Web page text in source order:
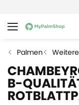
Palmen
B-